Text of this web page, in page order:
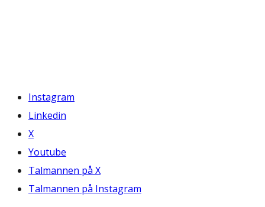
Instagram
Linkedin
X
Youtube
Talmannen på X
Talmannen på Instagram